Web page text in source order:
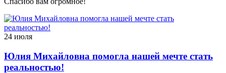
24 июля
Юлия Михайловна помогла нашей мечте стать
реальностью!